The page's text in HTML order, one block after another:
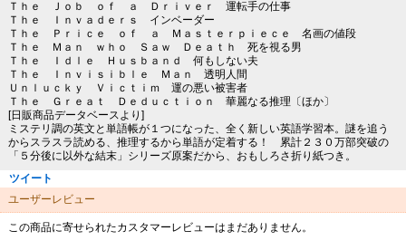
Ｔｈｅ Ｊｏｂ ｏｆ ａ Ｄｒｉｖｅｒ 運転手の仕事
Ｔｈｅ Ｉｎｖａｄｅｒｓ インベーダー
Ｔｈｅ Ｐｒｉｃｅ ｏｆ ａ Ｍａｓｔｅｒｐｉｅｃｅ 名画の値段
Ｔｈｅ Ｍａｎ ｗｈｏ Ｓａｗ Ｄｅａｔｈ 死を視る男
Ｔｈｅ Ｉｄｌｅ Ｈｕｓｂａｎｄ 何もしない夫
Ｔｈｅ Ｉｎｖｉｓｉｂｌｅ Ｍａｎ 透明人間
Ｕｎｌｕｃｋｙ Ｖｉｃｔｉｍ 運の悪い被害者
Ｔｈｅ Ｇｒｅａｔ Ｄｅｄｕｃｔｉｏｎ 華麗なる推理〔ほか〕
[日販商品データベースより]
ミステリ調の英文と単語帳が１つになった、全く新しい英語学習本。謎を追う
からスラスラ読める、推理するから単語が定着する！ 累計２３０万部突破の
「５分後に以外な結末」シリーズ原案だから、おもしろさ折り紙つき。
ツイート
ユーザーレビュー
この商品に寄せられたカスタマーレビューはまだありません。